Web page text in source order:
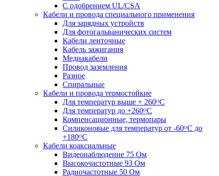
С одобрением UL/CSA
Кабели и провода специального применения
Для зарядных устройств
Для фотогальванических систем
Кабели ленточные
Кабель зажигания
Медиакабели
Провод заземления
Разное
Спиральные
Кабели и провода термостойкие
Для температур выше + 260ᴼС
Для температур до +260ᴼС
Компенсационные, термопары
Силиконовые для температур от -60ᴼC до
+180ᴼС
Кабели коаксиальные
Видеонаблюдение 75 Ом
Высокочастотные 93 Ом
Радиочастотные 50 Ом